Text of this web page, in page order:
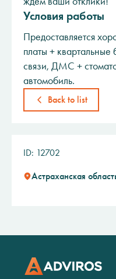
Условия работы
Предоставляется
платы + квартальные
связи, ДМС +
автомобиль.
Back to list
ID: 12702
Астраханская